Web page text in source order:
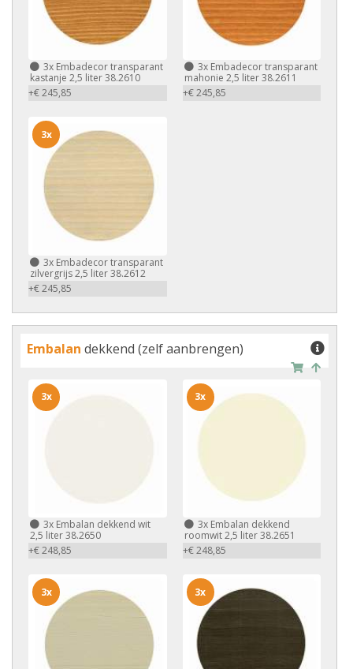
3x Embadecor transparant
kastanje 2,5 liter 38.2610
+€ 245,85
3xEmbadecor transparant
mahonie 2,5 liter 38.2611
+€ 245,85
3x Embadecor transparant
zilvergrijs 2,5 liter 38.2612
+€ 245,85
3x
Embalan dekkend (zelf aanbrengen)
3x Embalan dekkend wit
2,5 liter 38.2650
+€ 248,85
3x
3xEmbalan dekkend
roomwit 2,5 liter 38.2651
+€ 248,85
3x
3x 3x